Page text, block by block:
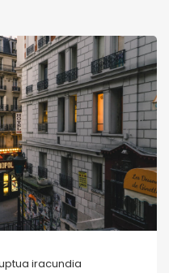
iracundia